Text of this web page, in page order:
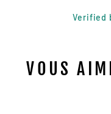
Verified
VOUS